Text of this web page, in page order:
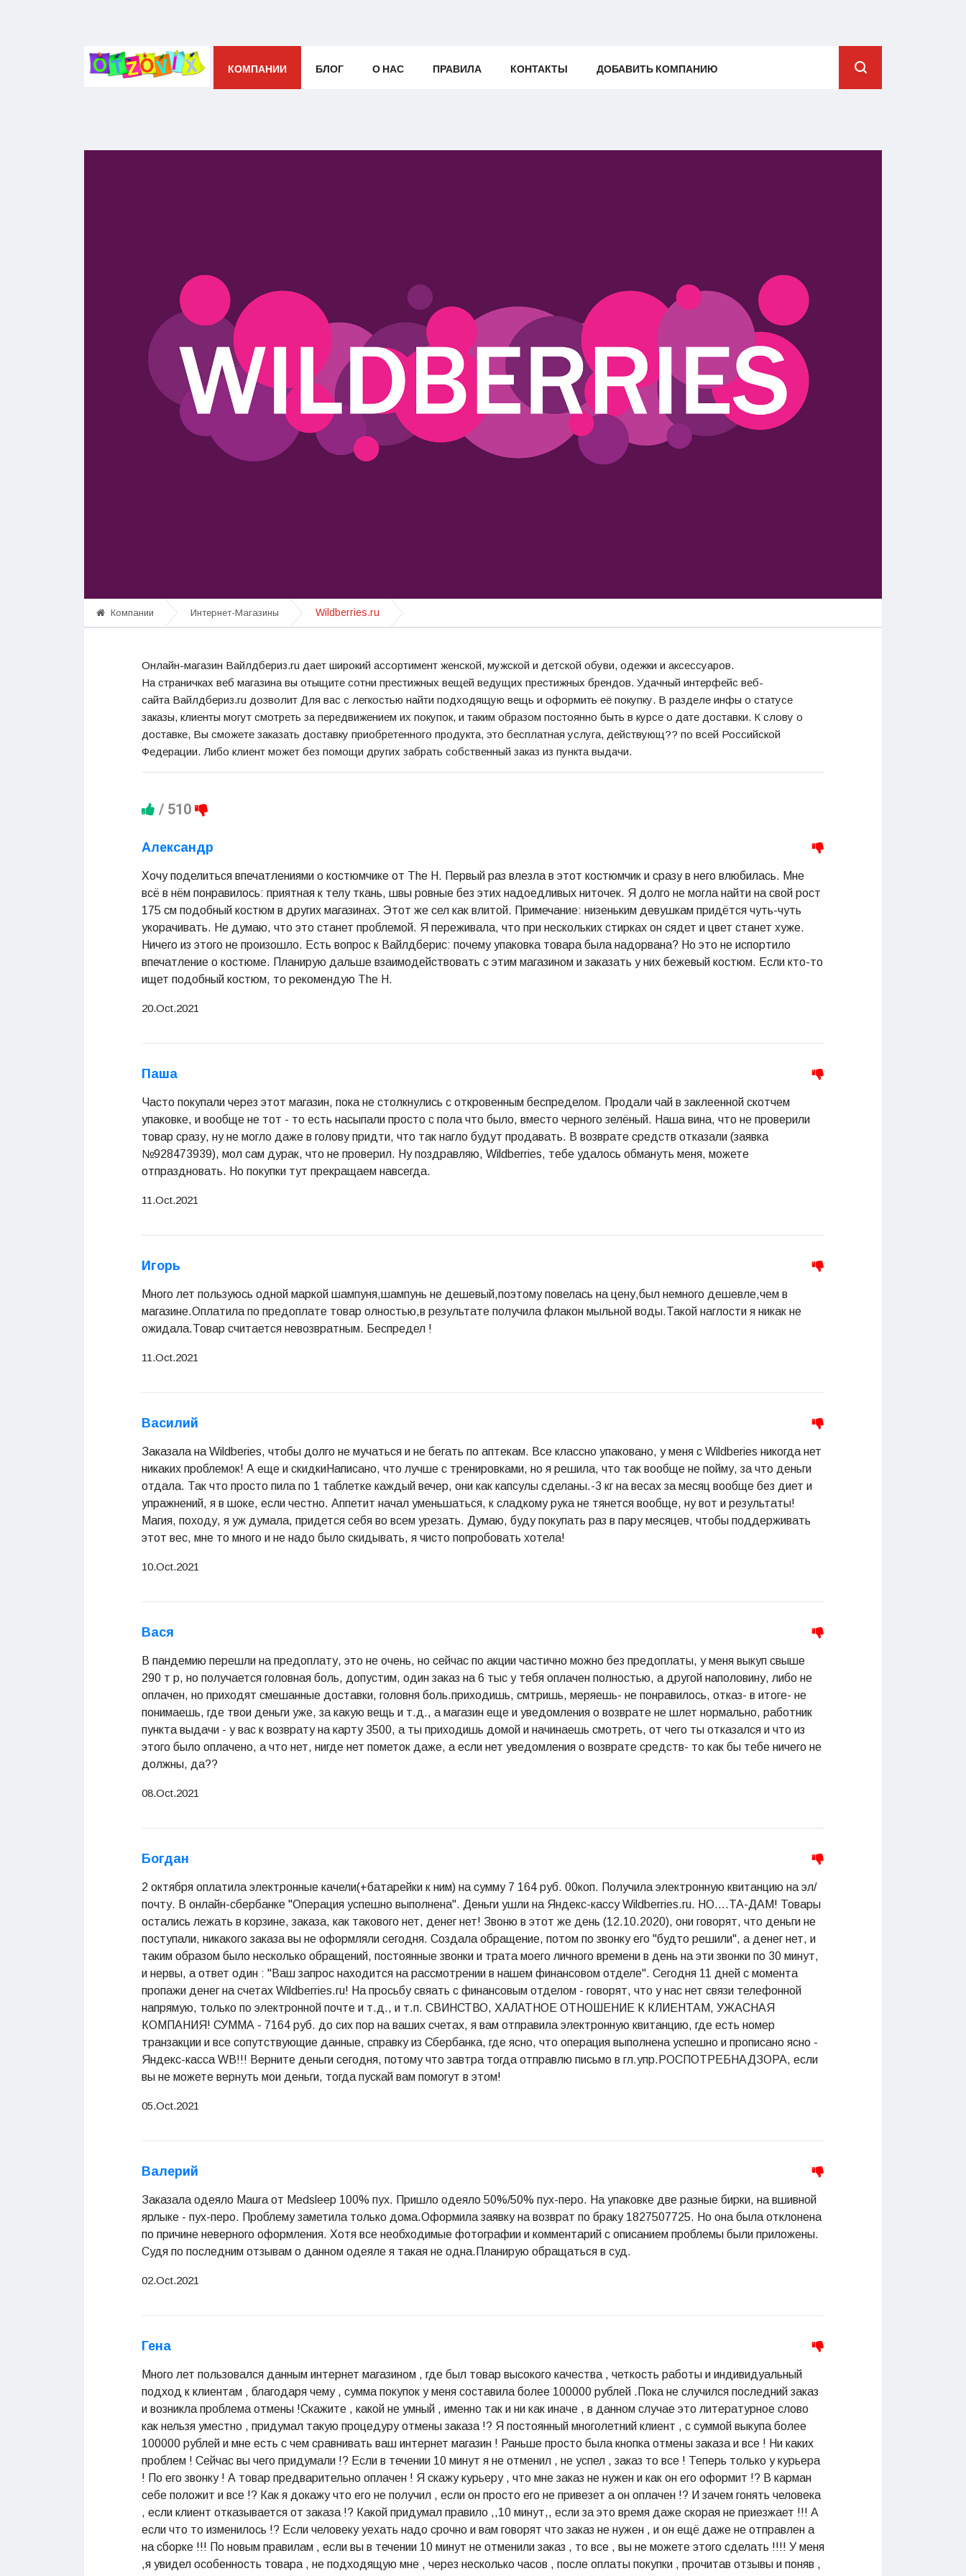
КОМПАНИИ БЛОГ О НАС ПРАВИЛА КОНТАКТЫ ДОБАВИТЬ КОМПАНИЮ
Компании Интернет-Магазины Wildberries.ru
Онлайн-магазин Вайлдбериз.ru дает широкий ассортимент женской, мужской и детской обуви, одежки и аксессуаров.
На страничках веб магазина вы отыщите сотни престижных вещей ведущих престижных брендов. Удачный интерфейс веб-
сайта Вайлдбериз.ru дозволит Для вас с легкостью найти подходящую вещь и оформить её покупку. В разделе инфы о статусе
заказы, клиенты могут смотреть за передвижением их покупок, и таким образом постоянно быть в курсе о дате доставки. К слову о
доставке, Вы сможете заказать доставку приобретенного продукта, это бесплатная услуга, действующ?? по всей Российской
Федерации. Либо клиент может без помощи других забрать собственный заказ из пункта выдачи.
/ 510
Александр
Хочу поделиться впечатлениями о костюмчике от The H. Первый раз влезла в этот костюмчик и сразу в него влюбилась. Мне
всё в нём понравилось: приятная к телу ткань, швы ровные без этих надоедливых ниточек. Я долго не могла найти на свой рост
175 см подобный костюм в других магазинах. Этот же сел как влитой. Примечание: низеньким девушкам придётся чуть-чуть
укорачивать. Не думаю, что это станет проблемой. Я переживала, что при нескольких стирках он сядет и цвет станет хуже.
Ничего из этого не произошло. Есть вопрос к Вайлдберис: почему упаковка товара была надорвана? Но это не испортило
впечатление о костюме. Планирую дальше взаимодействовать с этим магазином и заказать у них бежевый костюм. Если кто-то
ищет подобный костюм, то рекомендую The H.
20.Oct.2021
Паша
Часто покупали через этот магазин, пока не столкнулись с откровенным беспределом. Продали чай в заклеенной скотчем
упаковке, и вообще не тот - то есть насыпали просто с пола что было, вместо черного зелёный. Наша вина, что не проверили
товар сразу, ну не могло даже в голову придти, что так нагло будут продавать. В возврате средств отказали (заявка
№928473939), мол сам дурак, что не проверил. Ну поздравляю, Wildberries, тебе удалось обмануть меня, можете
отпраздновать. Но покупки тут прекращаем навсегда.
11.Oct.2021
Игорь
Много лет пользуюсь одной маркой шампуня,шампунь не дешевый,поэтому повелась на цену,был немного дешевле,чем в
магазине.Оплатила по предоплате товар олностью,в результате получила флакон мыльной воды.Такой наглости я никак не
ожидала.Товар считается невозвратным. Беспредел !
11.Oct.2021
Василий
Заказала на Wildberies, чтобы долго не мучаться и не бегать по аптекам. Все классно упаковано, у меня с Wildberies никогда нет
никаких проблемок! А еще и скидкиНаписано, что лучше с тренировками, но я решила, что так вообще не пойму, за что деньги
отдала. Так что просто пила по 1 таблетке каждый вечер, они как капсулы сделаны.-3 кг на весах за месяц вообще без диет и
упражнений, я в шоке, если честно. Аппетит начал уменьшаться, к сладкому рука не тянется вообще, ну вот и результаты!
Магия, походу, я уж думала, придется себя во всем урезать. Думаю, буду покупать раз в пару месяцев, чтобы поддерживать
этот вес, мне то много и не надо было скидывать, я чисто попробовать хотела!
10.Oct.2021
Вася
В пандемию перешли на предоплату, это не очень, но сейчас по акции частично можно без предоплаты, у меня выкуп свыше
290 т р, но получается головная боль, допустим, один заказ на 6 тыс у тебя оплачен полностью, а другой наполовину, либо не
оплачен, но приходят смешанные доставки, головня боль.приходишь, смтришь, меряешь- не понравилось, отказ- в итоге- не
понимаешь, где твои деньги уже, за какую вещь и т.д., а магазин еще и уведомления о возврате не шлет нормально, работник
пункта выдачи - у вас к возврату на карту 3500, а ты приходишь домой и начинаешь смотреть, от чего ты отказался и что из
этого было оплачено, а что нет, нигде нет пометок даже, а если нет уведомления о возврате средств- то как бы тебе ничего не
должны, да??
08.Oct.2021
Богдан
2 октября оплатила электронные качели(+батарейки к ним) на сумму 7 164 руб. 00коп. Получила электронную квитанцию на эл/
почту. В онлайн-сбербанке "Операция успешно выполнена". Деньги ушли на Яндекс-кассу Wildberries.ru. НО....ТА-ДАМ! Товары
остались лежать в корзине, заказа, как такового нет, денег нет! Звоню в этот же день (12.10.2020), они говорят, что деньги не
поступали, никакого заказа вы не оформляли сегодня. Создала обращение, потом по звонку его "будто решили", а денег нет, и
таким образом было несколько обращений, постоянные звонки и трата моего личного времени в день на эти звонки по 30 минут,
и нервы, а ответ один : "Ваш запрос находится на рассмотрении в нашем финансовом отделе". Сегодня 11 дней с момента
пропажи денег на счетах Wildberries.ru! На просьбу свяать с финансовым отделом - говорят, что у нас нет связи телефонной
напрямую, только по электронной почте и т.д., и т.п. СВИНСТВО, ХАЛАТНОЕ ОТНОШЕНИЕ К КЛИЕНТАМ, УЖАСНАЯ
КОМПАНИЯ! СУММА - 7164 руб. до сих пор на ваших счетах, я вам отправила электронную квитанцию, где есть номер
транзакции и все сопутствующие данные, справку из Сбербанка, где ясно, что операция выполнена успешно и прописано ясно -
Яндекс-касса WB!!! Верните деньги сегодня, потому что завтра тогда отправлю письмо в гл.упр.РОСПОТРЕБНАДЗОРА, если
вы не можете вернуть мои деньги, тогда пускай вам помогут в этом!
05.Oct.2021
Валерий
Заказала одеяло Maura от Medsleep 100% пух. Пришло одеяло 50%/50% пух-перо. На упаковке две разные бирки, на вшивной
ярлыке - пух-перо. Проблему заметила только дома.Оформила заявку на возврат по браку 1827507725. Но она была отклонена
по причине неверного оформления. Хотя все необходимые фотографии и комментарий с описанием проблемы были приложены.
Судя по последним отзывам о данном одеяле я такая не одна.Планирую обращаться в суд.
02.Oct.2021
Гена
Много лет пользовался данным интернет магазином , где был товар высокого качества , четкость работы и индивидуальный
подход к клиентам , благодаря чему , сумма покупок у меня составила более 100000 рублей .Пока не случился последний заказ
и возникла проблема отмены !Скажите , какой не умный , именно так и ни как иначе , в данном случае это литературное слово
как нельзя уместно , придумал такую процедуру отмены заказа !? Я постоянный многолетний клиент , с суммой выкупа более
100000 рублей и мне есть с чем сравнивать ваш интернет магазин ! Раньше просто была кнопка отмены заказа и все ! Ни каких
проблем ! Сейчас вы чего придумали !? Если в течении 10 минут я не отменил , не успел , заказ то все ! Теперь только у курьера
! По его звонку ! А товар предварительно оплачен ! Я скажу курьеру , что мне заказ не нужен и как он его оформит !? В карман
себе положит и все !? Как я докажу что его не получил , если он просто его не привезет а он оплачен !? И зачем гонять человека
, если клиент отказывается от заказа !? Какой придумал правило ,,10 минут,, если за это время даже скорая не приезжает !!! А
если что то изменилось !? Если человеку уехать надо срочно и вам говорят что заказ не нужен , и он ещё даже не отправлен а
на сборке !!! По новым правилам , если вы в течении 10 минут не отменили заказ , то все , вы не можете этого сделать !!!! У меня
,я увидел особенность товара , не подходящую мне , через несколько часов , после оплаты покупки , прочитав отзывы и поняв ,